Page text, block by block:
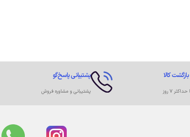
کالا
۷ روز
پشتیبانی پاسخ‌گو
پشتیبانی و مشاوره فروش